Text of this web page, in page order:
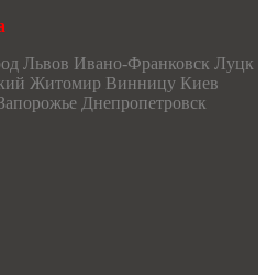
Львов Ивано-Франковск Луцк
Житомир Винницу Киев
Днепропетровск